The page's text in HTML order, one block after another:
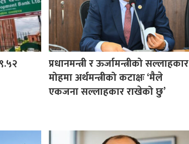
प्रधानमन्त्री र ऊर्जामन्त्रीको सल्लाहकार
मोहमा अर्थमन्त्रीको कटाक्षः ‘मैले
एकजना सल्लाहकार राखेको छु’